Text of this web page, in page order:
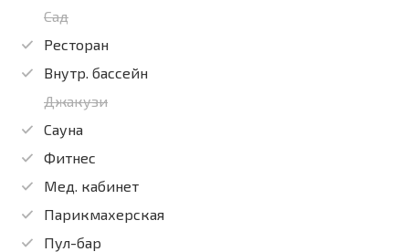
Сад
Ресторан
Внутр. бассейн
Джакузи
Сауна
Фитнес
Мед. кабинет
Парикмахерская
Пул-бар